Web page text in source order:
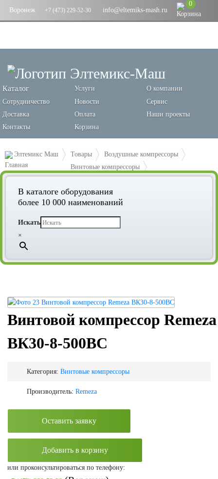
Воронеж +7 (473) 229-52-30 info@eltemiks-mash.ru
0
Каталог Услуги
О компании
Сотрудничество
Новости
Сервис
Доставка
Оплата
Наши проекты
Контакты
Корзина
Элтемикс Маш Товары
Воздушные компрессоры
Винтовые компрессоры
Винтовой компрессор Remeza ВК30-8-500ВС
В каталоге оборудования
более 10 000 наименований
Искать
×
Винтовой компрессор Remeza
ВК30-8-500ВС
Категория: Винтовые компрессоры
Производитель: Remeza
Оставить заявку
Добавить в корзину
или проконсультироваться по телефону: